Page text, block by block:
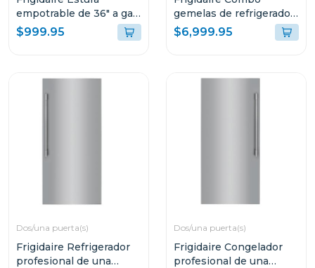
empotrable de 36" a gas
professional pccg3680
$999.95
gemelas de refrigerador
y congelador con trim
kit FPRU19/FPFU19
$6,999.95
Dos/una puerta(s)
Frigidaire Refrigerador
profesional de una
Dos/una puerta(s)
Frigidaire Congelador
profesional de una